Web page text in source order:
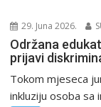
29. Juna 2026.
Održana
prijavi
Tokom mjeseca
inkluziju osoba sa